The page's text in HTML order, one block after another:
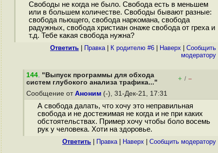
Свободы не когда не было. Свобода есть в меньшем
или в большем количестве. Свободы бывают разные:
cвобода пьющего, свобода наркомана, свобода
радужных, свобода христиан онаже свобода от греха и
т.д. Тебе какая свобода нужна?
Ответить Правка| К родителю #6 Наверх
Cообщить
модератору
144. "Выпуск программы для обхода
систем глубокого анализа трафика..."
+ / –
Сообщение от Аноним (-), 31-Дек-21, 17:31
А свобода далать, что хочу это неправильная
свобода и не достежимая не когда и не при каких
обстоятельствах. Пример хочу чтобы боло восемь
рук у человека. Хоти на здоровье.
Ответить Правка| Наверх Cообщить модератору